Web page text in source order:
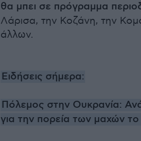
θα μπει σε πρόγραμμα
Λάρισα, την Κοζάνη, την
άλλων.
Ειδήσεις σήμερα:
Πόλεμος στην Ουκρανία:
για την πορεία των μαχών